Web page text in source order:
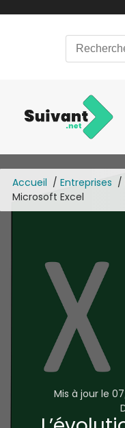
Accueil Entreprises
Microsoft Excel
Mis à jour le